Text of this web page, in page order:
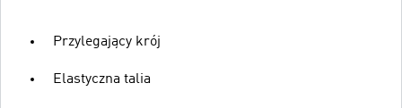
Przylegający krój
Elastyczna talia